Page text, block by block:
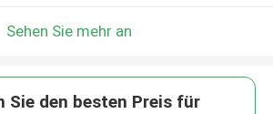
Sehen Sie mehr an
Sie den besten Preis für